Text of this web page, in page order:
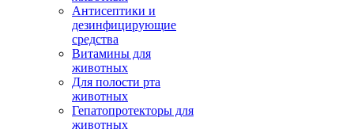
Антисептики и
дезинфицирующие
средства
Витамины для
животных
Для полости рта
животных
Гепатопротекторы для
животных